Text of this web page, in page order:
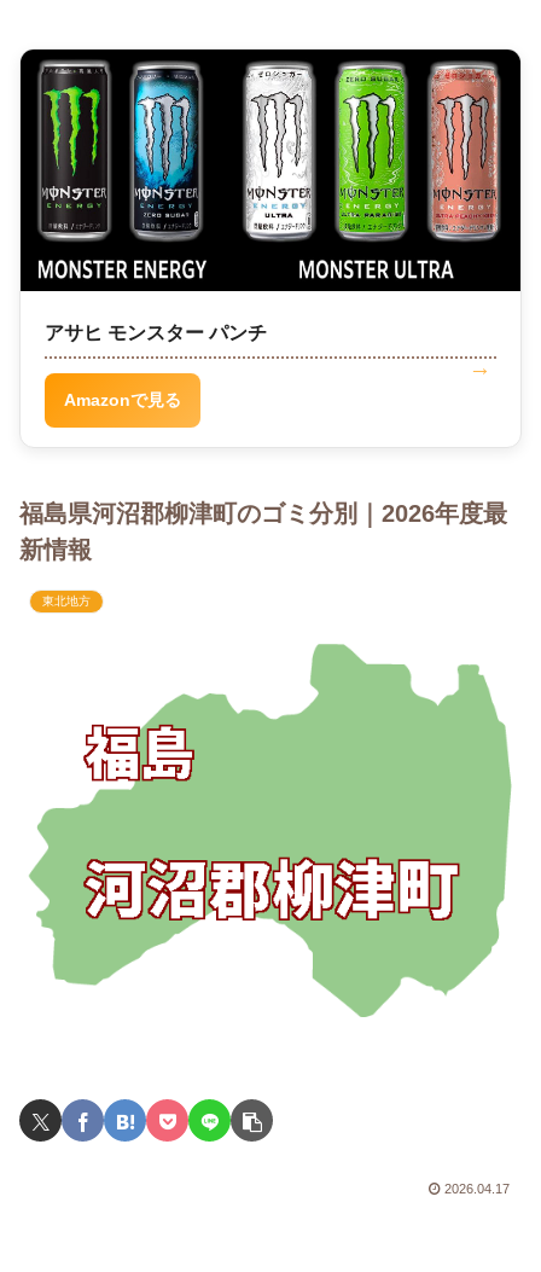
アサヒ モンスター パンチ
Amazonで見る
福島県河沼郡柳津町のゴミ分別｜2026年度最
新情報
東北地方
2026.04.17